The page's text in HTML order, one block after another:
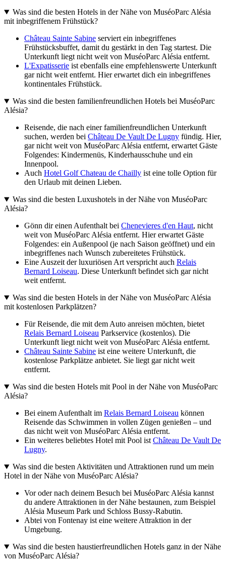
Was sind die besten Hotels in der Nähe von MuséoParc Alésia
mit inbegriffenem Frühstück?
Château Sainte Sabine serviert ein inbegriffenes
Frühstücksbuffet, damit du gestärkt in den Tag startest. Die
Unterkunft liegt nicht weit von MuséoParc Alésia entfernt.
L'Expatisserie ist ebenfalls eine empfehlenswerte Unterkunft
gar nicht weit entfernt. Hier erwartet dich ein inbegriffenes
kontinentales Frühstück.
Was sind die besten familienfreundlichen Hotels bei MuséoParc
Alésia?
Reisende, die nach einer familienfreundlichen Unterkunft
suchen, werden bei Château De Vault De Lugny fündig. Hier,
gar nicht weit von MuséoParc Alésia entfernt, erwartet Gäste
Folgendes: Kindermenüs, Kinderhausschuhe und ein
Innenpool.
Auch Hotel Golf Chateau de Chailly ist eine tolle Option für
den Urlaub mit deinen Lieben.
Was sind die besten Luxushotels in der Nähe von MuséoParc
Alésia?
Gönn dir einen Aufenthalt bei Chenevieres d'en Haut, nicht
weit von MuséoParc Alésia entfernt. Hier erwartet Gäste
Folgendes: ein Außenpool (je nach Saison geöffnet) und ein
inbegriffenes nach Wunsch zubereitetes Frühstück.
Eine Auszeit der luxuriösen Art verspricht auch Relais
Bernard Loiseau. Diese Unterkunft befindet sich gar nicht
weit entfernt.
Was sind die besten Hotels in der Nähe von MuséoParc Alésia
mit kostenlosen Parkplätzen?
Für Reisende, die mit dem Auto anreisen möchten, bietet
Relais Bernard Loiseau Parkservice (kostenlos). Die
Unterkunft liegt nicht weit von MuséoParc Alésia entfernt.
Château Sainte Sabine ist eine weitere Unterkunft, die
kostenlose Parkplätze anbietet. Sie liegt gar nicht weit
entfernt.
Was sind die besten Hotels mit Pool in der Nähe von MuséoParc
Alésia?
Bei einem Aufenthalt im Relais Bernard Loiseau können
Reisende das Schwimmen in vollen Zügen genießen – und
das nicht weit von MuséoParc Alésia entfernt.
Ein weiteres beliebtes Hotel mit Pool ist Château De Vault De
Lugny.
Was sind die besten Aktivitäten und Attraktionen rund um mein
Hotel in der Nähe von MuséoParc Alésia?
Vor oder nach deinem Besuch bei MuséoParc Alésia kannst
du andere Attraktionen in der Nähe bestaunen, zum Beispiel
Alésia Museum Park und Schloss Bussy-Rabutin.
Abtei von Fontenay ist eine weitere Attraktion in der
Umgebung.
Was sind die besten haustierfreundlichen Hotels ganz in der Nähe
von MuséoParc Alésia?